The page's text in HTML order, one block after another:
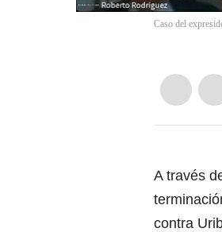
Caso del
A través
contra